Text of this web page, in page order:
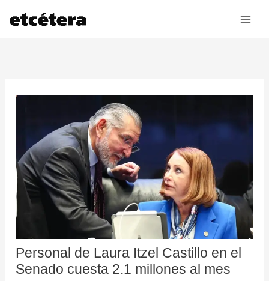
Personal de Laura Itzel Castillo en el
Senado cuesta 2.1 millones al mes